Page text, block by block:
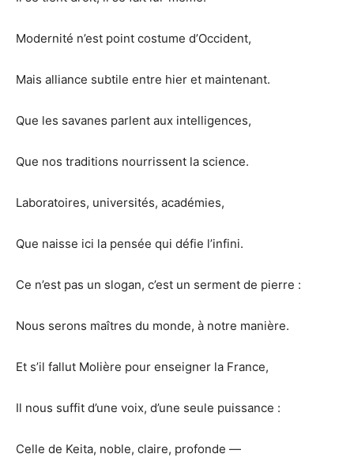
Modernité n’est point costume d’Occident,
Mais alliance subtile entre hier et maintenant.
Que les savanes parlent aux intelligences,
Que nos traditions nourrissent la science.
Laboratoires, universités, académies,
Que naisse ici la pensée qui défie l’infini.
Ce n’est pas un slogan, c’est un serment de pierre :
Nous serons maîtres du monde, à notre manière.
Et s’il fallut Molière pour enseigner la France,
Il nous suffit d’une voix, d’une seule puissance :
Celle de Keita, noble, claire, profonde —